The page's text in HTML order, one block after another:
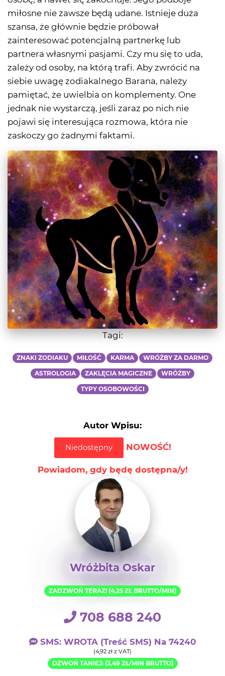
miłosne nie zawsze będą udane. Istnieje duża
szansa, że głównie będzie próbował
zainteresować potencjalną partnerkę lub
partnera własnymi pasjami. Czy mu się to uda,
zależy od osoby, na którą trafi. Aby zwrócić na
siebie uwagę zodiakalnego Barana, należy
pamiętać, że uwielbia on komplementy. One
jednak nie wystarczą, jeśli zaraz po nich nie
pojawi się interesująca rozmowa, która nie
zaskoczy go żadnymi faktami.
Tagi:
ZNAKI ZODIAKU MIŁOŚĆ KARMA WRÓŻBY ZA DARMO
ASTROLOGIA ZAKLĘCIA MAGICZNE WRÓŻBY
TYPY OSOBOWOŚCI
Autor Wpisu:
Niedostępny NOWOŚĆ!
Powiadom, gdy będę dostępna/y!
Wróżbita Oskar
ZADZWOŃ TERAZ! (4,25 ZŁ BRUTTO/MIN)
708 688 240
SMS: WROTA (treść SMS) Na 74240
(4,92 zł z VAT)
DZWOŃ TANIEJ: (3,49 ZŁ/MIN BRUTTO)